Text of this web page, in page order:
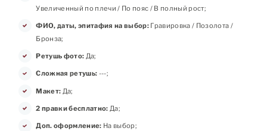
Увеличенный по плечи / По пояс / В полный рост;
ФИО, даты, эпитафия на выбор:Гравировка / Позолота /
Бронза;
Ретушь фото: Да;
Сложная ретушь: ---;
Макет: Да;
2 правки бесплатно: Да;
Доп. оформление: На выбор;